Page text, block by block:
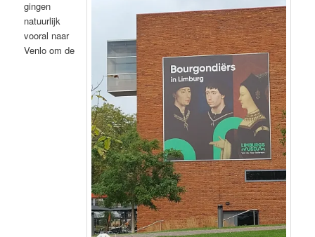
gingen
natuurlijk
vooral naar
Venlo om de